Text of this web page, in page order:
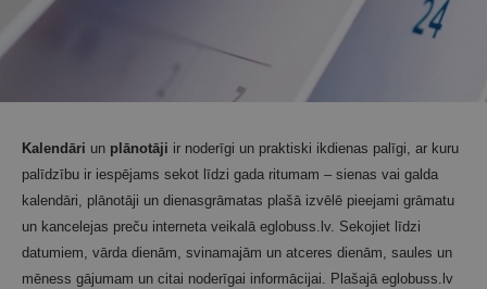
Kalendāri un plānotāji ir noderīgi un praktiski ikdienas palīgi, ar kuru
palīdzību ir iespējams sekot līdzi gada ritumam – sienas vai galda
kalendāri, plānotāji un dienasgrāmatas plašā izvēlē pieejami grāmatu
un kancelejas preču interneta veikalā eglobuss.lv. Sekojiet līdzi
datumiem, vārda dienām, svinamajām un atceres dienām, saules un
mēness gājumam un citai noderīgai informācijai. Plašajā eglobuss.lv